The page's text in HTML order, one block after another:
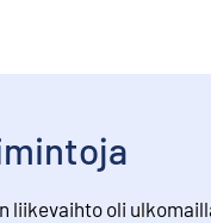
liikevaihto oli